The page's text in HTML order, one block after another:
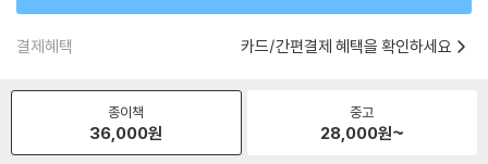
결제혜택 카드/간편결제 혜택을 확인하세요
종이책
36,000원
중고
28,000원~